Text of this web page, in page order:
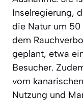
Inselregierung,
die Natur um 50
dem
geplant, etwa
Besucher.
vom
Nutzung und